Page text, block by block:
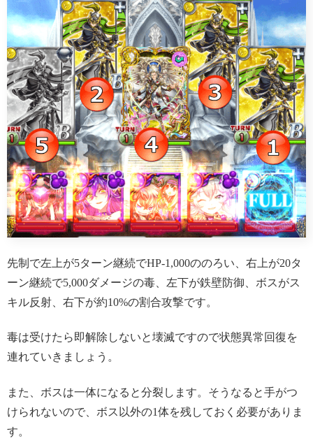
先制で左上が5ターン継続でHP-1,000ののろい、右上が20タ
ーン継続で5,000ダメージの毒、左下が鉄壁防御、ボスがス
キル反射、右下が約10%の割合攻撃です。
毒は受けたら即解除しないと壊滅ですので状態異常回復を
連れていきましょう。
また、ボスは一体になると分裂します。そうなると手がつ
けられないので、ボス以外の1体を残しておく必要がありま
す。